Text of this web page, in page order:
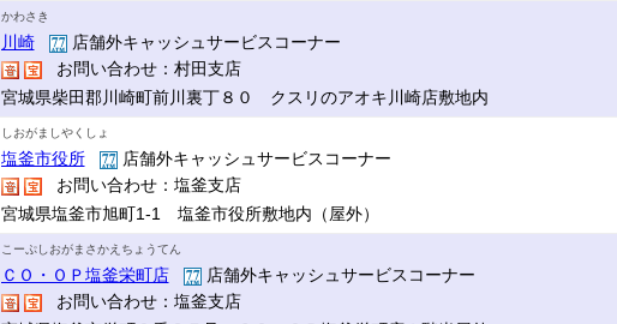
かわさき
川崎
店舗外キャッシュサービスコーナー
お問い合わせ：村田支店
宮城県柴田郡川崎町前川裏丁８０ クスリのアオキ川崎店敷地内
しおがましやくしょ
塩釜市役所
店舗外キャッシュサービスコーナー
お問い合わせ：塩釜支店
宮城県塩釜市旭町1-1 塩釜市役所敷地内（屋外）
こーぷしおがまさかえちょうてん
ＣＯ・ＯＰ塩釜栄町店
店舗外キャッシュサービスコーナー
お問い合わせ：塩釜支店